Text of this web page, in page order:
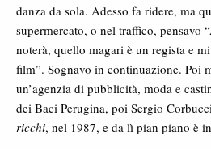
danza da sola. Adesso fa ridere, ma
supermercato, o nel traffico, pensavo
noterà, quello magari è un regista e
film”. Sognavo in continuazione. Poi
un’agenzia di pubblicità, moda e
dei Baci Perugina, poi Sergio
ricchi, nel 1987, e da lì pian piano è